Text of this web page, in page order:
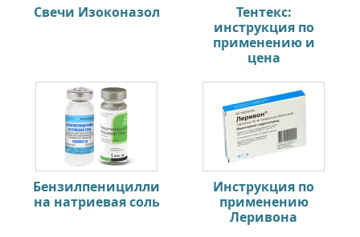
Свечи Изоконазол
Тентекс:
инструкция по
применению и
цена
Бензилпеницилли
на натриевая соль
Инструкция по
применению
Леривона